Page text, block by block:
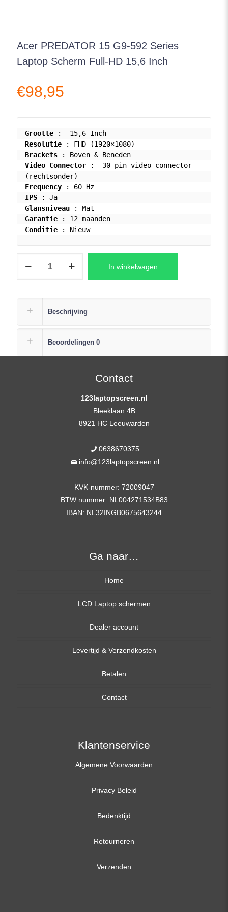
Acer PREDATOR 15 G9-592 Series
Laptop Scherm Full-HD 15,6 Inch
€98,95
Grootte
Resolutie
Brackets
Video Connector :  30 pin video connector
Frequency
IPS
Glansniveau
Garantie
Conditie : Nieuw
PREDATOR
592
In winkelwagen
Beschrijving
Beoordelingen 0
Contact
123laptopscreen.nl
Bleeklaan 4B
8921 HC Leeuwarden
0638670375
info@123laptopscreen.nl
KVK-nummer: 72009047
BTW nummer: NL004271534B83
IBAN: NL32INGB0675643244
Ga naar…
Home
LCD Laptop schermen
13,3 inch
14,0 inch
15,6 inch
17,3 inch
Dealer account
Levertijd & Verzendkosten
Betalen
Contact
Klantenservice
Algemene Voorwaarden
Privacy Beleid
Bedenktijd
Retourneren
Verzenden